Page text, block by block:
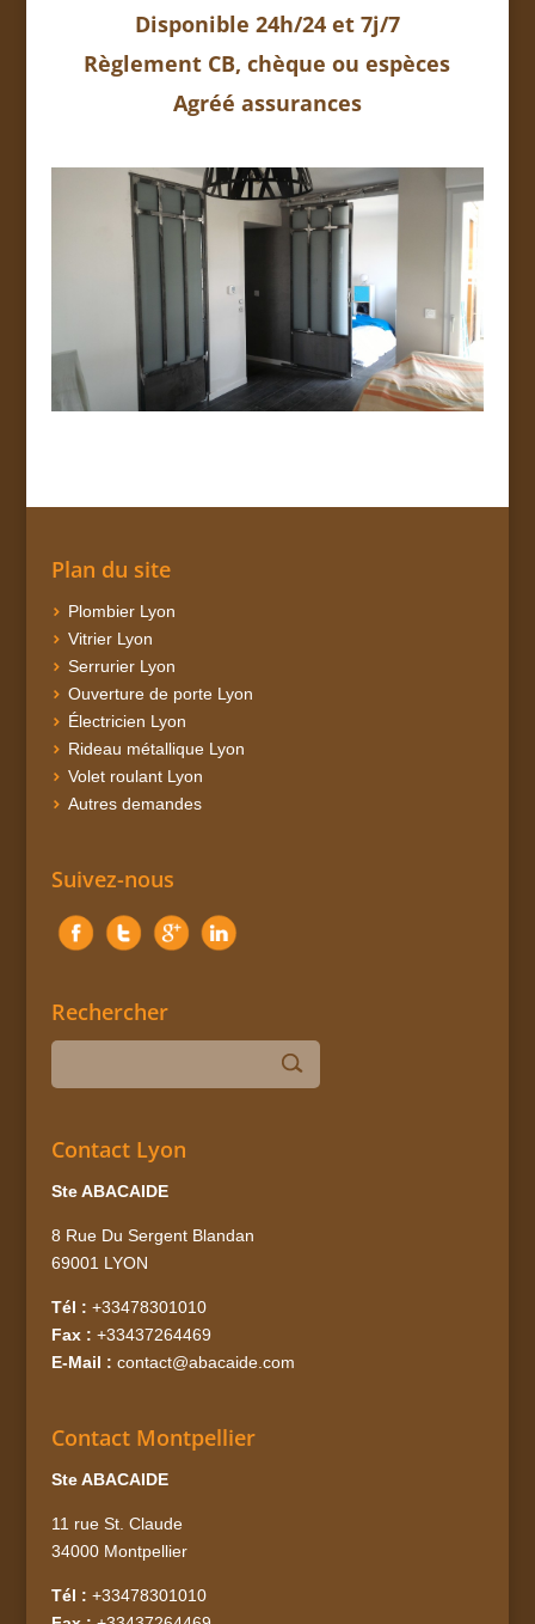
Disponible 24h/24 et 7j/7
Règlement CB, chèque ou espèces
Agréé assurances
Plan du site
Plombier Lyon
Vitrier Lyon
Serrurier Lyon
Ouverture de porte Lyon
Électricien Lyon
Rideau métallique Lyon
Volet roulant Lyon
Autres demandes
Suivez-nous
Rechercher
Contact Lyon
Ste ABACAIDE
8 Rue Du Sergent Blandan
69001 LYON
Tél : +33478301010
Fax : +33437264469
E-Mail : contact@abacaide.com
Contact Montpellier
Ste ABACAIDE
11 rue St. Claude
34000 Montpellier
Tél : +33478301010